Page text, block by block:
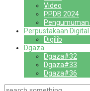
Video
PPDB 2024
Pengumuman
Perpustakaan Digital
Digilib
Dgaza
Dgaza#32
Dgaza#33
Dgaza#36